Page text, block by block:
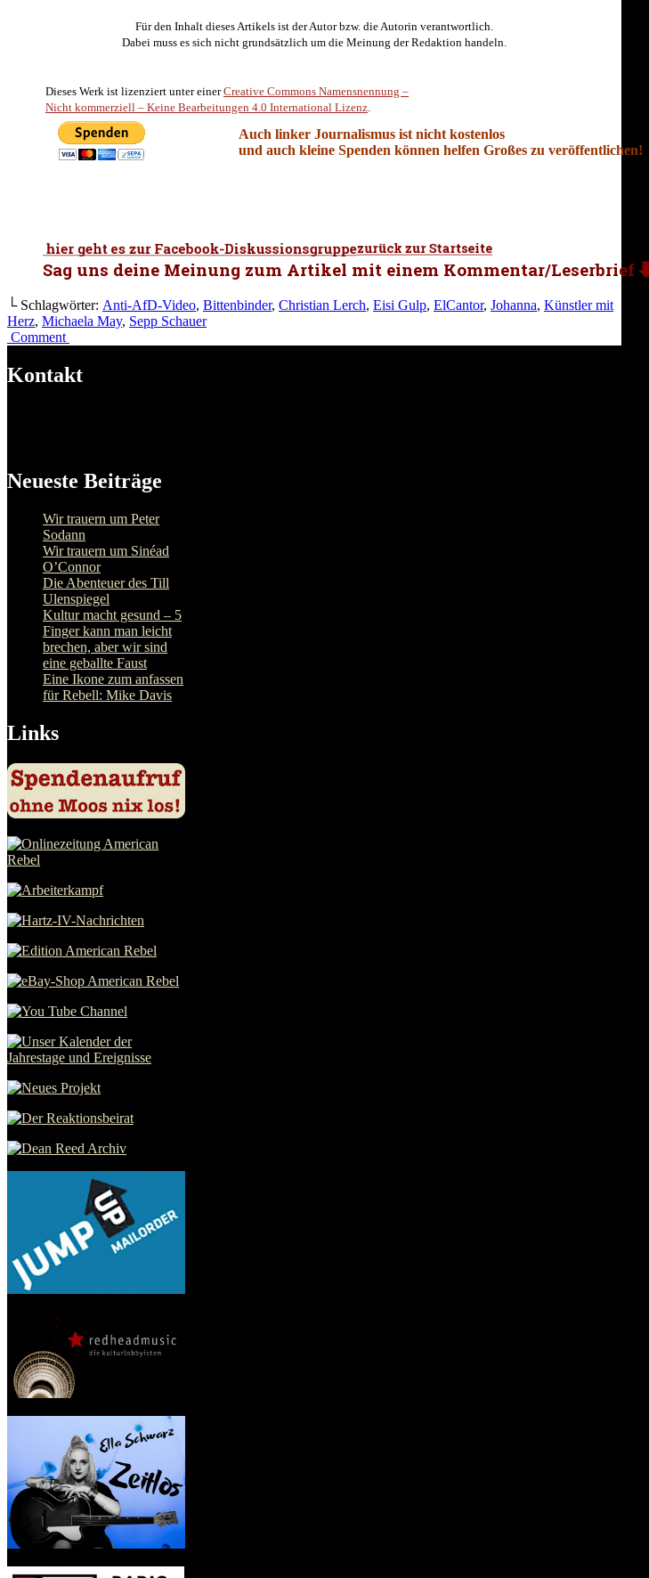
Für den Inhalt dieses Artikels ist der Autor bzw. die Autorin verantwortlich.
Dabei muss es sich nicht grundsätzlich um die Meinung der Redaktion handeln.
Dieses Werk ist lizenziert unter einerCreative Commons Namensnennung –
Nicht kommerziell – Keine Bearbeitungen 4.0 International Lizenz.
Auch linker Journalismus ist nicht kostenlos
und auch kleine Spenden können helfen Großes zu veröffentlichen!
└ Schlagwörter: Anti-AfD-Video, Bittenbinder, Christian Lerch, Eisi Gulp, ElCantor, Johanna, Künstler mit
Herz, Michaela May, Sepp Schauer
Comment
Kontakt
Neueste Beiträge
Wir trauern um Peter
Sodann
Wir trauern um Sinéad
O’Connor
Die Abenteuer des Till
Ulenspiegel
Kultur macht gesund – 5
Finger kann man leicht
brechen, aber wir sind
eine geballte Faust
Eine Ikone zum anfassen
für Rebell: Mike Davis
Links